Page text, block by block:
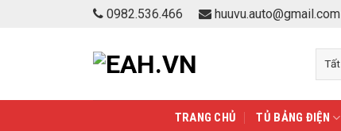
0982.536.466 huuvu.auto@gmail.com
TRANG CHỦ TỦ BẢNG ĐIỆN